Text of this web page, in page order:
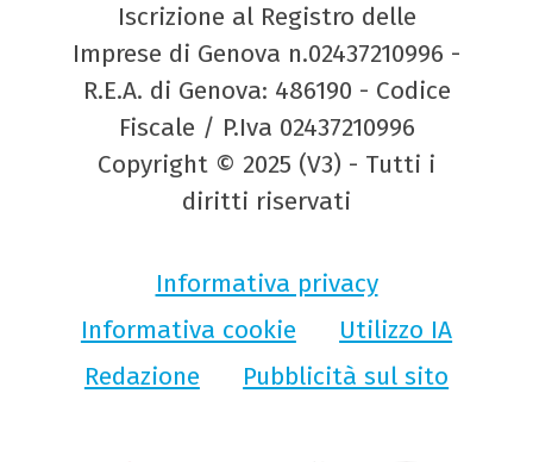
Iscrizione al Registro delle
Imprese di Genova n.02437210996 -
R.E.A. di Genova: 486190 - Codice
Fiscale / P.Iva 02437210996
Copyright © 2025 (V3) - Tutti i
diritti riservati
Informativa privacy
Informativa cookie
Utilizzo IA
Redazione
Pubblicità sul sito